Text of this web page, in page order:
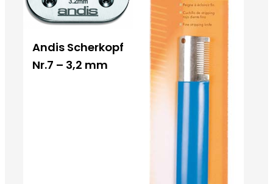
Andis Scherkopf
Nr.7 – 3,2 mm